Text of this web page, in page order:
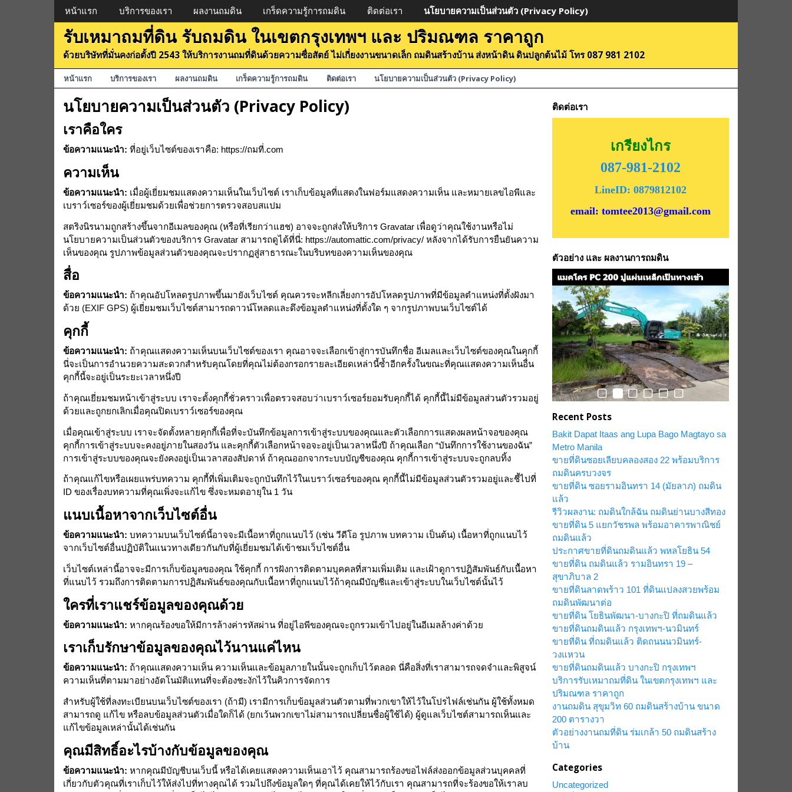
Menu
หน้าแรก บริการของเรา ผลงานถมดิน เกร็ดความรู้การถมดิน ติดต่อเรา นโยบายความเป็นส่วนตัว (Privacy Policy)
รับเหมาถมที่ดิน รับถมดิน ในเขตกรุงเทพฯ และ ปริมณฑล ราคาถูก
ด้วยบริษัทที่มั่นคงก่อตั้งปี 2543 ให้บริการงานถมที่ดินด้วยความซื่อสัตย์ ไม่เกี่ยงงานขนาดเล็ก ถมดินสร้างบ้าน ส่งหน้าดิน ดินปลูกต้นไม้ โทร 087 981 2102
Menu
หน้าแรก บริการของเรา ผลงานถมดิน เกร็ดความรู้การถมดิน ติดต่อเรา นโยบายความเป็นส่วนตัว (Privacy Policy)
นโยบายความเป็นส่วนตัว (Privacy Policy)
เราคือใคร
ข้อความแนะนำ: ที่อยู่เว็บไซต์ของเราคือ: https://ถมที่.com
ความเห็น
ข้อความแนะนำ: เมื่อผู้เยี่ยมชมแสดงความเห็นในเว็บไซต์ เราเก็บข้อมูลที่แสดงในฟอร์มแสดงความเห็น และหมายเลขไอพีและ
เบราว์เซอร์ของผู้เยี่ยมชมด้วยเพื่อช่วยการตรวจสอบสแปม
สตริงนิรนามถูกสร้างขึ้นจากอีเมลของคุณ (หรือที่เรียกว่าแฮช) อาจจะถูกส่งให้บริการ Gravatar เพื่อดูว่าคุณใช้งานหรือไม่
นโยบายความเป็นส่วนตัวของบริการ Gravatar สามารถดูได้ที่นี่: https://automattic.com/privacy/ หลังจากได้รับการยืนยันความ
เห็นของคุณ รูปภาพข้อมูลส่วนตัวของคุณจะปรากฏสู่สาธารณะในบริบทของความเห็นของคุณ
สื่อ
ข้อความแนะนำ: ถ้าคุณอัปโหลดรูปภาพขึ้นมายังเว็บไซต์ คุณควรจะหลีกเลี่ยงการอัปโหลดรูปภาพที่มีข้อมูลตำแหน่งที่ตั้งฝังมา
ด้วย (EXIF GPS) ผู้เยี่ยมชมเว็บไซต์สามารถดาวน์โหลดและดึงข้อมูลตำแหน่งที่ตั้งใด ๆ จากรูปภาพบนเว็บไซต์ได้
คุกกี้
ข้อความแนะนำ: ถ้าคุณแสดงความเห็นบนเว็บไซต์ของเรา คุณอาจจะเลือกเข้าสู่การบันทึกชื่อ อีเมลและเว็บไซต์ของคุณในคุกกี้
นี่จะเป็นการอำนวยความสะดวกสำหรับคุณโดยที่คุณไม่ต้องกรอกรายละเอียดเหล่านี้ซ้ำอีกครั้งในขณะที่คุณแสดงความเห็นอื่น
คุกกี้นี้จะอยู่เป็นระยะเวลาหนึ่งปี
ถ้าคุณเยี่ยมชมหน้าเข้าสู่ระบบ เราจะตั้งคุกกี้ชั่วคราวเพื่อตรวจสอบว่าเบราว์เซอร์ยอมรับคุกกี้ได้ คุกกี้นี้ไม่มีข้อมูลส่วนตัวรวมอยู่
ด้วยและถูกยกเลิกเมื่อคุณปิดเบราว์เซอร์ของคุณ
เมื่อคุณเข้าสู่ระบบ เราจะจัดตั้งหลายคุกกี้เพื่อที่จะบันทึกข้อมูลการเข้าสู่ระบบของคุณและตัวเลือกการแสดงผลหน้าจอของคุณ
คุกกี้การเข้าสู่ระบบจะคงอยู่ภายในสองวัน และคุกกี้ตัวเลือกหน้าจอจะอยู่เป็นเวลาหนึ่งปี ถ้าคุณเลือก “บันทึกการใช้งานของฉัน”
การเข้าสู่ระบบของคุณจะยังคงอยู่เป็นเวลาสองสัปดาห์ ถ้าคุณออกจากระบบบัญชีของคุณ คุกกี้การเข้าสู่ระบบจะถูกลบทิ้ง
ถ้าคุณแก้ไขหรือเผยแพร่บทความ คุกกี้ที่เพิ่มเติมจะถูกบันทึกไว้ในเบราว์เซอร์ของคุณ คุกกี้นี้ไม่มีข้อมูลส่วนตัวรวมอยู่และชี้ไปที่
ID ของเรื่องบทความที่คุณเพิ่งจะแก้ไข ซึ่งจะหมดอายุใน 1 วัน
แนบเนื้อหาจากเว็บไซต์อื่น
ข้อความแนะนำ: บทความบนเว็บไซต์นี้อาจจะมีเนื้อหาที่ถูกแนบไว้ (เช่น วีดีโอ รูปภาพ บทความ เป็นต้น) เนื้อหาที่ถูกแนบไว้
จากเว็บไซต์อื่นปฏิบัติในแนวทางเดียวกันกับที่ผู้เยี่ยมชมได้เข้าชมเว็บไซต์อื่น
เว็บไซต์เหล่านี้อาจจะมีการเก็บข้อมูลของคุณ ใช้คุกกี้ การฝังการติดตามบุคคลที่สามเพิ่มเติม และเฝ้าดูการปฏิสัมพันธ์กับเนื้อหา
ที่แนบไว้ รวมถึงการติดตามการปฏิสัมพันธ์ของคุณกับเนื้อหาที่ถูกแนบไว้ถ้าคุณมีบัญชีและเข้าสู่ระบบในเว็บไซต์นั้นไว้
ใครที่เราแชร์ข้อมูลของคุณด้วย
ข้อความแนะนำ: หากคุณร้องขอให้มีการล้างค่ารหัสผ่าน ที่อยู่ไอพีของคุณจะถูกรวมเข้าไปอยู่ในอีเมลล้างค่าด้วย
เราเก็บรักษาข้อมูลของคุณไว้นานแค่ไหน
ข้อความแนะนำ: ถ้าคุณแสดงความเห็น ความเห็นและข้อมูลภายในนั้นจะถูกเก็บไว้ตลอด นี่คือสิ่งที่เราสามารถจดจำและพิสูจน์
ความเห็นที่ตามมาอย่างอัตโนมัติแทนที่จะต้องชะงักไว้ในคิวการจัดการ
สำหรับผู้ใช้ที่ลงทะเบียนบนเว็บไซต์ของเรา (ถ้ามี) เรามีการเก็บข้อมูลส่วนตัวตามที่พวกเขาให้ไว้ในโปรไฟล์เช่นกัน ผู้ใช้ทั้งหมด
สามารถดู แก้ไข หรือลบข้อมูลส่วนตัวเมื่อใดก็ได้ (ยกเว้นพวกเขาไม่สามารถเปลี่ยนชื่อผู้ใช้ได้) ผู้ดูแลเว็บไซต์สามารถเห็นและ
แก้ไขข้อมูลเหล่านั้นได้เช่นกัน
คุณมีสิทธิ์อะไรบ้างกับข้อมูลของคุณ
ข้อความแนะนำ: หากคุณมีบัญชีบนเว็บนี้ หรือได้เคยแสดงความเห็นเอาไว้ คุณสามารถร้องขอไฟล์ส่งออกข้อมูลส่วนบุคคลที่
เกี่ยวกับตัวคุณที่เราเก็บไว้ให้ส่งไปที่ทางคุณได้ รวมไปถึงข้อมูลใดๆ ที่คุณได้เคยให้ไว้กับเรา คุณสามารถที่จะร้องขอให้เราลบ
ติดต่อเรา
เกรียงไกร
087-981-2102
LineID: 0879812102
email: tomtee2013@gmail.com
ตัวอย่าง และ ผลงานการถมดิน
Recent Posts
Bakit Dapat Itaas ang Lupa Bago Magtayo sa
Metro Manila
ขายที่ดินซอยเลียบคลองสอง 22 พร้อมบริการ
ถมดินครบวงจร
ขายที่ดิน ซอยรามอินทรา 14 (มัยลาภ) ถมดิน
แล้ว
รีวิวผลงาน: ถมดินใกล้ฉัน ถมดินย่านบางสีทอง
ขายที่ดิน 5 แยกวัชรพล พร้อมอาคารพาณิชย์
ถมดินแล้ว
ประกาศขายที่ดินถมดินแล้ว พหลโยธิน 54
ขายที่ดิน ถมดินแล้ว รามอินทรา 19 –
สุขาภิบาล 2
ขายที่ดินลาดพร้าว 101 ที่ดินแปลงสวยพร้อม
ถมดินพัฒนาต่อ
ขายที่ดิน โยธินพัฒนา-บางกะปิ ที่ถมดินแล้ว
ขายที่ดินถมดินแล้ว กรุงเทพฯ-นวมินทร์
ขายที่ดิน ที่ถมดินแล้ว ติดถนนนวมินทร์-
วงแหวน
ขายที่ดินถมดินแล้ว บางกะปิ กรุงเทพฯ
บริการรับเหมาถมที่ดิน ในเขตกรุงเทพฯ และ
ปริมณฑล ราคาถูก
งานถมดิน สุขุมวิท 60 ถมดินสร้างบ้าน ขนาด
200 ตารางวา
ตัวอย่างงานถมที่ดิน ร่มเกล้า 50 ถมดินสร้าง
บ้าน
Categories
Uncategorized